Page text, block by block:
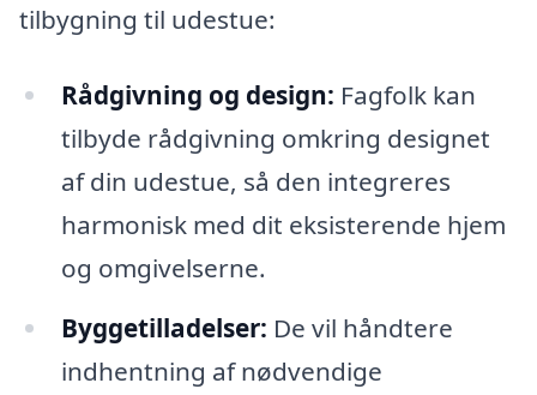
tilbygning til udestue:
Rådgivning og design: Fagfolk kan
tilbyde rådgivning omkring designet
af din udestue, så den integreres
harmonisk med dit eksisterende hjem
og omgivelserne.
Byggetilladelser: De vil håndtere
indhentning af nødvendige